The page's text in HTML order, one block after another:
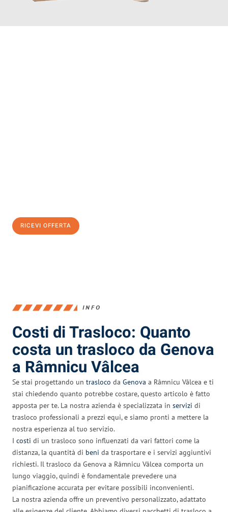
RICEVI OFFERTA
INFO
Costi di Trasloco: Quanto
costa un trasloco da Genova
a Râmnicu Vâlcea
Se stai progettando un trasloco da Genova a Râmnicu Vâlcea e ti
stai chiedendo quanto potrebbe costare, questo articolo è fatto
apposta per te. La nostra azienda è specializzata in servizi di
trasloco professionali a prezzi equi, e siamo pronti a mettere la
nostra esperienza al tuo servizio.
I costi di un trasloco sono influenzati da vari fattori come la
distanza, la quantità di beni da trasportare e i servizi aggiuntivi
richiesti. Il trasloco da Genova a Râmnicu Vâlcea comporta un
lungo viaggio, quindi è fondamentale prevedere una
pianificazione accurata per evitare possibili inconvenienti.
La nostra azienda offre un preventivo personalizzato, adattato